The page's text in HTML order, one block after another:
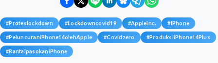
#Proteslockdown #Lockdowncovid19 #AppleInc. #IPhone
#PeluncuraniPhone14olehApple #Covidzero #ProduksiiPhone14Plus
#RantaipasokaniPhone